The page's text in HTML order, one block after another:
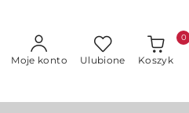
Moje konto Ulubione Koszyk
0